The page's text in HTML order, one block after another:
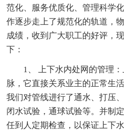
范化、服务优质化、管理科学
作逐步走上了规范化的轨道，
成绩，收到广大职工的好评，
下：
1、 上下水内处网的管理
脉，它直接关系业主的正常生
我们对管线进行了通水、打压
闭水试验，通球试验等。并制
任到人定期检查，以保证上下